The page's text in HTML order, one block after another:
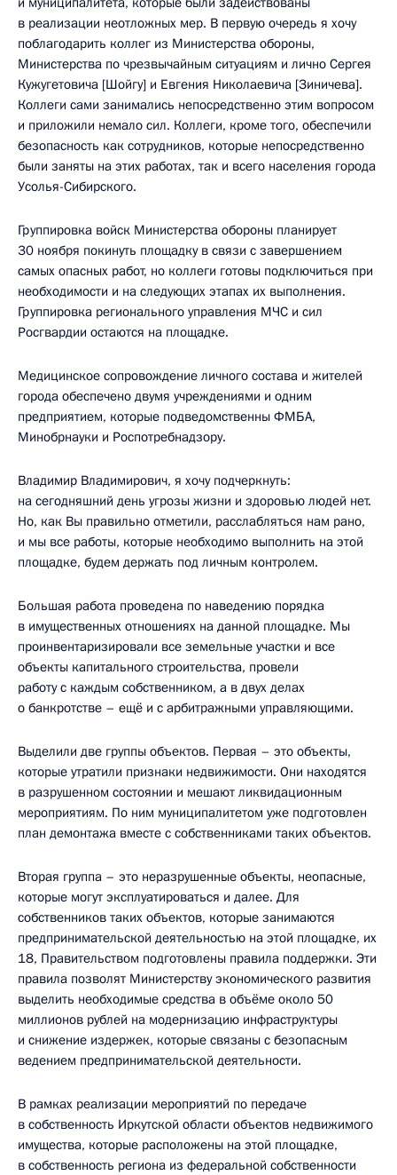
в реализации неотложных мер. В первую очередь я хочу
поблагодарить коллег из Министерства обороны,
Министерства по чрезвычайным ситуациям и лично Сергея
Кужугетовича [Шойгу] и Евгения Николаевича [Зиничева].
Коллеги сами занимались непосредственно этим вопросом
и приложили немало сил. Коллеги, кроме того, обеспечили
безопасность как сотрудников, которые непосредственно
были заняты на этих работах, так и всего населения города
Усолья-Сибирского.
Группировка войск Министерства обороны планирует
30 ноября покинуть площадку в связи с завершением
самых опасных работ, но коллеги готовы подключиться при
необходимости и на следующих этапах их выполнения.
Группировка регионального управления МЧС и сил
Росгвардии остаются на площадке.
Медицинское сопровождение личного состава и жителей
города обеспечено двумя учреждениями и одним
предприятием, которые подведомственны ФМБА,
Минобрнауки и Роспотребнадзору.
Владимир Владимирович, я хочу подчеркнуть:
на сегодняшний день угрозы жизни и здоровью людей нет.
Но, как Вы правильно отметили, расслабляться нам рано,
и мы все работы, которые необходимо выполнить на этой
площадке, будем держать под личным контролем.
Большая работа проведена по наведению порядка
в имущественных отношениях на данной площадке. Мы
проинвентаризировали все земельные участки и все
объекты капитального строительства, провели
работу с каждым собственником, а в двух делах
о банкротстве – ещё и с арбитражными управляющими.
Выделили две группы объектов. Первая – это объекты,
которые утратили признаки недвижимости. Они находятся
в разрушенном состоянии и мешают ликвидационным
мероприятиям. По ним муниципалитетом уже подготовлен
план демонтажа вместе с собственниками таких объектов.
Вторая группа – это неразрушенные объекты, неопасные,
которые могут эксплуатироваться и далее. Для
собственников таких объектов, которые занимаются
предпринимательской деятельностью на этой площадке, их
18, Правительством подготовлены правила поддержки. Эти
правила позволят Министерству экономического развития
выделить необходимые средства в объёме около 50
миллионов рублей на модернизацию инфраструктуры
и снижение издержек, которые связаны с безопасным
ведением предпринимательской деятельности.
В рамках реализации мероприятий по передаче
в собственность Иркутской области объектов недвижимого
имущества, которые расположены на этой площадке,
в собственность региона из федеральной собственности